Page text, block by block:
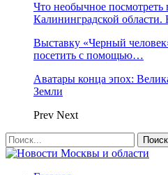
Что необычное посмотреть
Калининградской
Выставку «Черный
посетить с помощью…
Аватары конца эпох:
Земли
Prev Next